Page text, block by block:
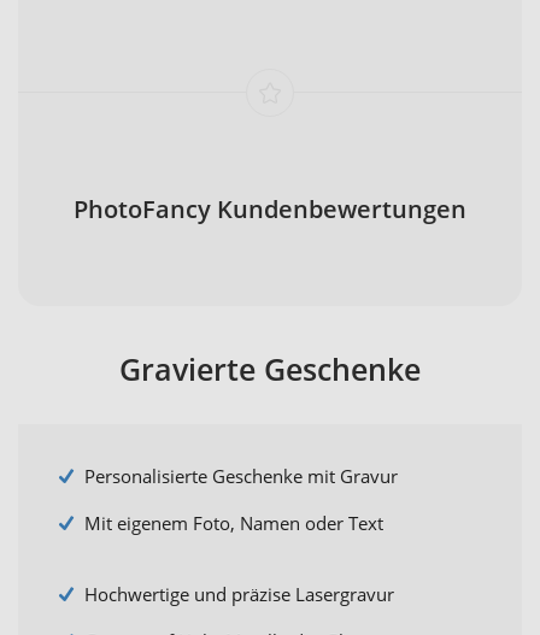
PhotoFancy Kundenbewertungen
Gravierte Geschenke
Personalisierte Geschenke mit Gravur
Mit eigenem Foto, Namen oder Text
Hochwertige und präzise Lasergravur